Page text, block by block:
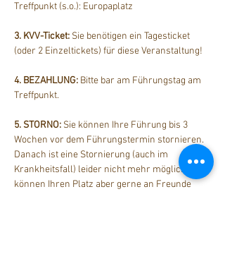
Treffpunkt (s.o.): Europaplatz
3. KVV-Ticket: Sie benötigen ein Tagesticket
(oder 2 Einzeltickets) für diese Veranstaltung!
4. BEZAHLUNG: Bitte bar am Führungstag am
Treffpunkt.
5. STORNO: Sie können Ihre Führung bis 3
Wochen vor dem Führungstermin stornieren.
Danach ist eine Stornierung (auch im
Krankheitsfall) leider nicht mehr möglich. Sie
können Ihren Platz aber gerne an Freunde